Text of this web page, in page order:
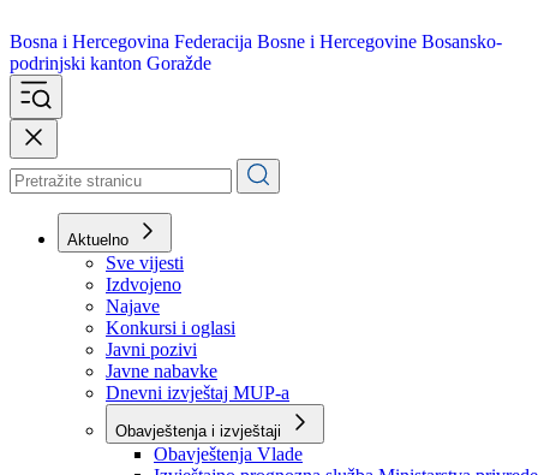
Bosna i Hercegovina
podrinjski kanton Goražde
Aktuelno
Sve vijesti
Izdvojeno
Najave
Konkursi i oglasi
Javni pozivi
Javne nabavke
Dnevni izvještaj MUP-a